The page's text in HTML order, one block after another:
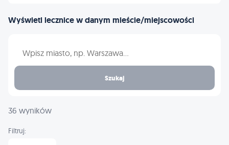
Wyświetl lecznice w danym mieście/miejscowości
Szukaj
36 wyników
Filtruj: